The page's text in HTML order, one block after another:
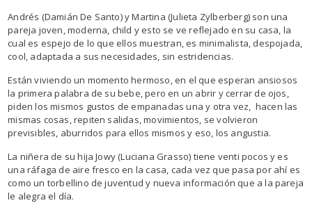
Andrés (Damián De Santo) y Martina (Julieta Zylberberg) son una
pareja joven, moderna, child y esto se ve reflejado en su casa, la
cual es espejo de lo que ellos muestran, es minimalista, despojada,
cool, adaptada a sus necesidades, sin estridencias.
Están viviendo un momento hermoso, en el que esperan ansiosos
la primera palabra de su bebe, pero en un abrir y cerrar de ojos,
piden los mismos gustos de empanadas una y otra vez, hacen las
mismas cosas, repiten salidas, movimientos, se volvieron
previsibles, aburridos para ellos mismos y eso, los angustia.
La niñera de su hija Jowy (Luciana Grasso) tiene venti pocos y es
una ráfaga de aire fresco en la casa, cada vez que pasa por ahí es
como un torbellino de juventud y nueva información que a la pareja
le alegra el día.